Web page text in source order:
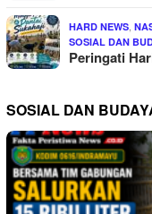
HARD NEWS
SOSIAL DAN
Peringati
SOSIAL DAN